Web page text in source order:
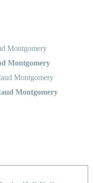
Montgomery
Montgomery